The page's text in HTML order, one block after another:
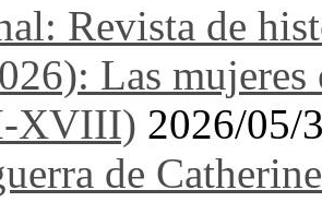
Revista de
Las
XVIII) 2026/05/
de Catherine